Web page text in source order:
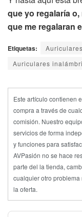
que yo regalaría
que me regalaran
Etiquetas: Auriculares
Auriculares
Este artículo contienen
compra a través de
comisión. Nuestro
servicios de forma
y funciones para
AVPasión no se hace
parte del la tienda,
cualquier otro
la oferta.